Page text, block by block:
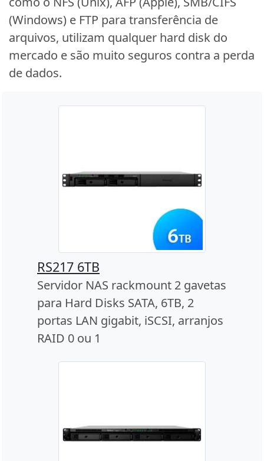
(Windows) e FTP para transferência de
arquivos, utilizam qualquer hard disk do
mercado e são muito seguros contra a perda
de dados.
RS217 6TB
Servidor NAS rackmount 2 gavetas
para Hard Disks SATA, 6TB, 2
portas LAN gigabit, iSCSI, arranjos
RAID 0 ou 1